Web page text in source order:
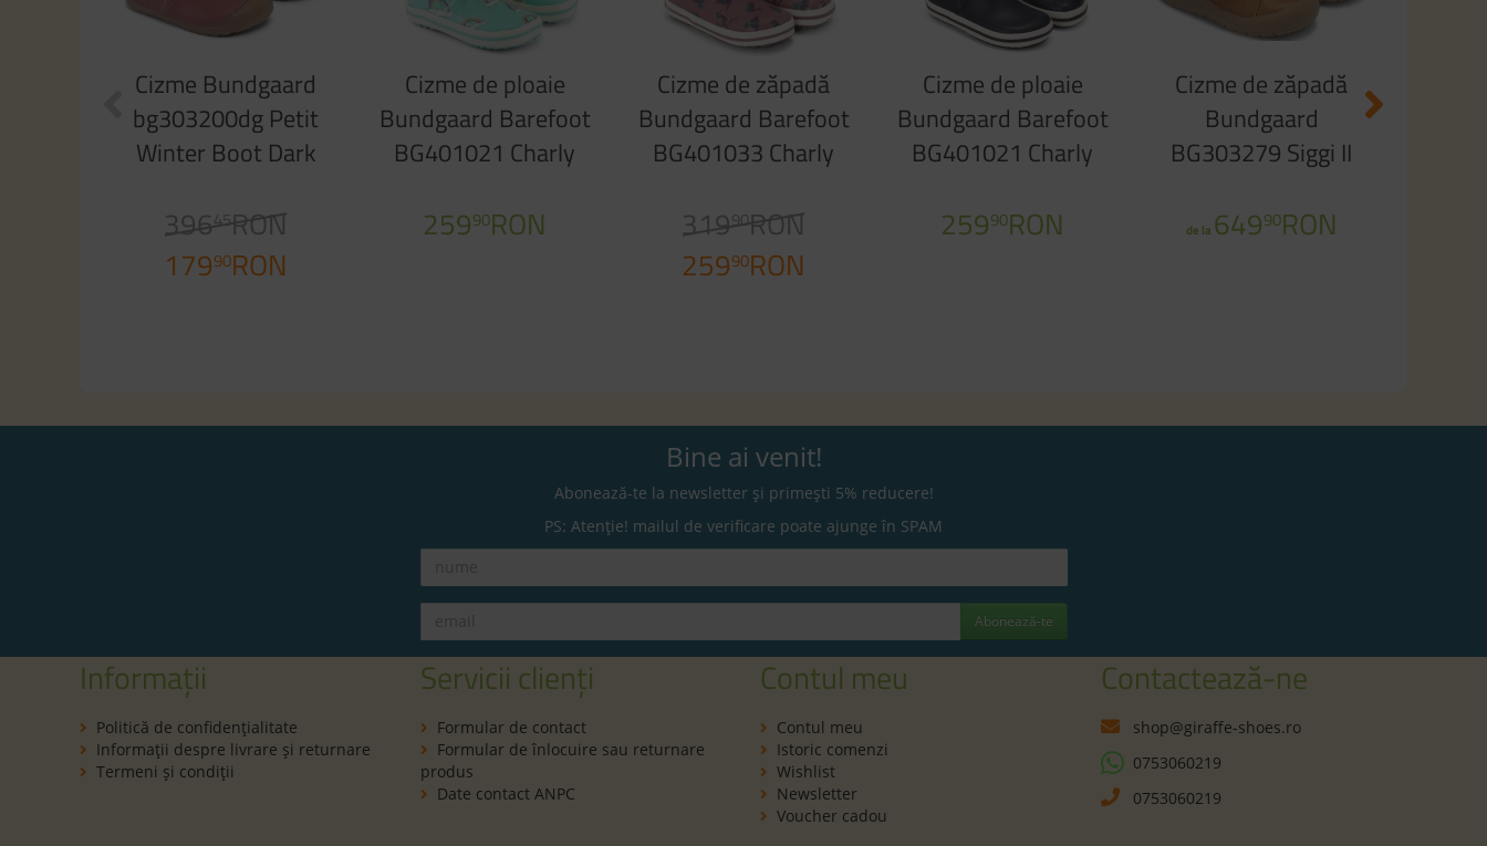
Cizme Bundgaard
bg303200dg Petit
Winter Boot Dark
39645RON
17990RON
Cizme de ploaie
Bundgaard Barefoot
BG401021 Charly
25990RON
Cizme de zăpadă
Bundgaard Barefoot
BG401033 Charly
31990RON
25990RON
Cizme de ploaie
Bundgaard Barefoot
BG401021 Charly
25990RON
Cizme de zăpadă
Bundgaard
BG303279 Siggi II
de la 64990RON
Bine ai venit!
Abonează-te la newsletter și primești 5% reducere!
PS: Atenție! mailul de verificare poate ajunge în SPAM
Abonează-te
Informații
Politică de confidenţialitate
Informaţii despre livrare și returnare
Termeni şi condiţii
Servicii clienți
Formular de contact
Formular de înlocuire sau returnare
produs
Date contact ANPC
Contul meu
Contul meu
Istoric comenzi
Wishlist
Newsletter
Voucher cadou
Contactează-ne
shop@giraffe-shoes.ro
0753060219
0753060219